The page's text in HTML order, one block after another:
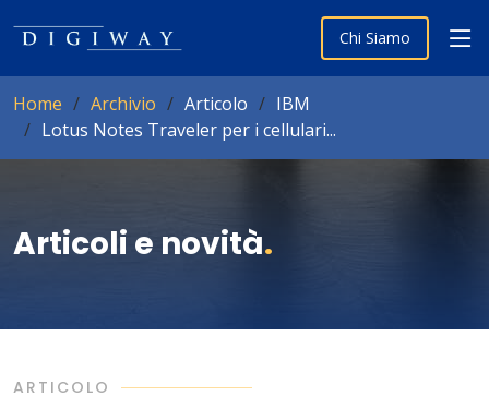
Chi Siamo
Home Archivio Articolo
IBM
Lotus Notes Traveler per i cellulari...
Articoli e novità.
ARTICOLO